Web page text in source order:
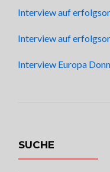
Interview auf
Interview auf
Interview Europa
SUCHE